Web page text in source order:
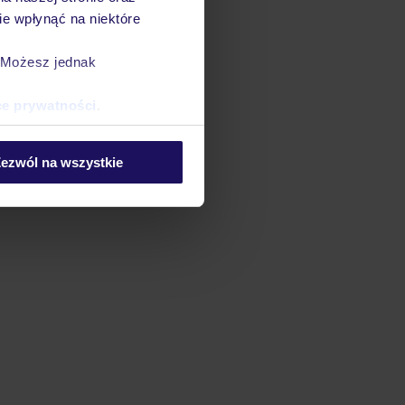
wpłynąć na niektóre
jednak
prywatności
na wszystkie